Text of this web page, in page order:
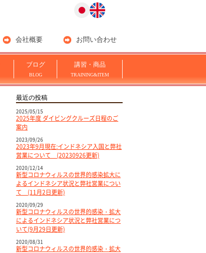
会社概要 お問い合わせ
ブログ
BLOG
講習・商品
TRAINING&ITEM
最近の投稿
2025/05/15
2025年度 ダイビングクルーズ日程のご
案内
2023/09/26
2023年9月現在:インドネシア入国と弊社
営業について (20230926更新)
2020/12/14
新型コロナウィルスの世界的感染拡大に
よるインドネシア状況と弊社営業につい
て (11月2日更新)
2020/09/29
新型コロナウィルスの世界的感染・拡大
によるインドネシア状況と弊社営業につ
いて(9月29日更新)
2020/08/31
新型コロナウィルスの世界的感染・拡大